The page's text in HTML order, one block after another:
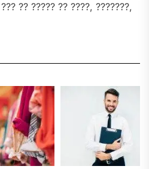
?? ????? ?? ????, ???????,